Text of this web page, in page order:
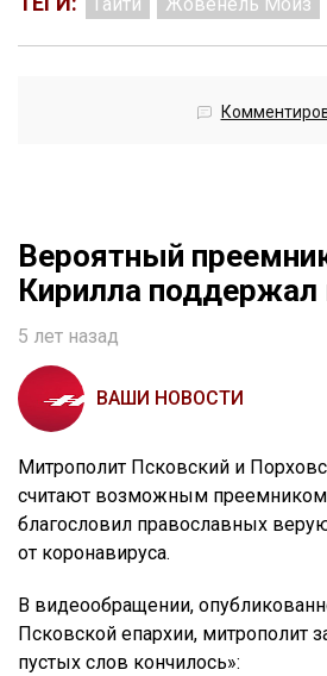
Вероятный
Кирилла
5 лет назад
ВАШИ НОВОСТИ
Митрополит Псковский и
считают возможным преемником
благословил православных
от коронавируса.
В видеообращении,
Псковской епархии, митрополит
пустых слов кончилось»: